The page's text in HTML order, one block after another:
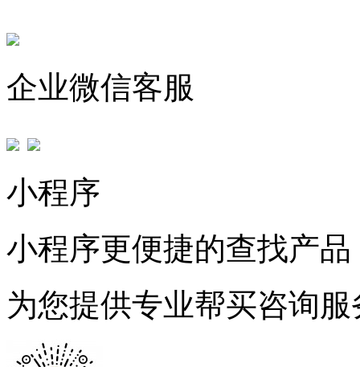
企业微信客服
小程序
小程序更便捷的查找产品
为您提供专业帮买咨询服